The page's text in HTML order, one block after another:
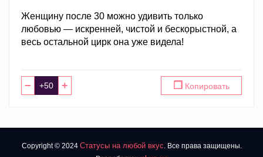
Женщину после 30 можно удивить только
любовью — искренней, чистой и бескọрыстной, а
весь остальной цирк она уже видела!
− + ❐ Копировать
Copyright © 2024 Статусы на любой вкус. Все права защищены.